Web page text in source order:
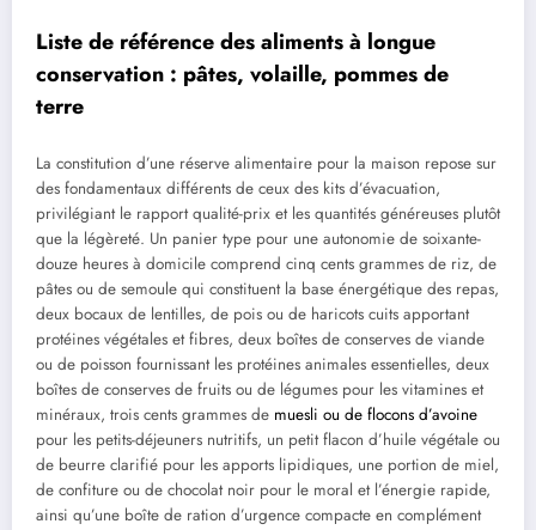
Liste de référence des aliments à longue
conservation : pâtes, volaille, pommes de
terre
La constitution d’une réserve alimentaire pour la maison repose sur
des fondamentaux différents de ceux des kits d’évacuation,
privilégiant le rapport qualité-prix et les quantités généreuses plutôt
que la légèreté. Un panier type pour une autonomie de soixante-
douze heures à domicile comprend cinq cents grammes de riz, de
pâtes ou de semoule qui constituent la base énergétique des repas,
deux bocaux de lentilles, de pois ou de haricots cuits apportant
protéines végétales et fibres, deux boîtes de conserves de viande
ou de poisson fournissant les protéines animales essentielles, deux
boîtes de conserves de fruits ou de légumes pour les vitamines et
minéraux, trois cents grammes de muesli ou de flocons d’avoine
pour les petits-déjeuners nutritifs, un petit flacon d’huile végétale ou
de beurre clarifié pour les apports lipidiques, une portion de miel,
de confiture ou de chocolat noir pour le moral et l’énergie rapide,
ainsi qu’une boîte de ration d’urgence compacte en complément